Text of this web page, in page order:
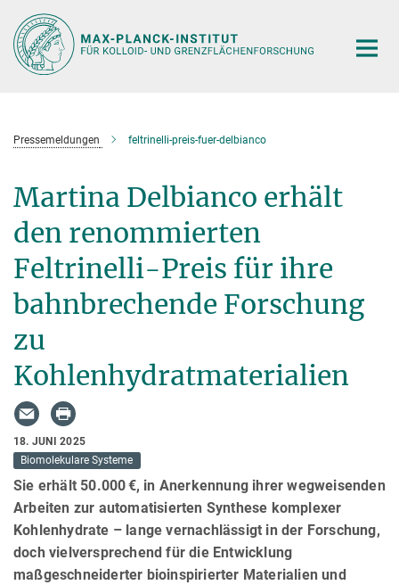
Hauptinhalt
Pressemeldungen feltrinelli-preis-fuer-delbianco
Martina Delbianco erhält
den renommierten
Feltrinelli-Preis für ihre
bahnbrechende Forschung
zu
Kohlenhydratmaterialien
18. JUNI 2025
Biomolekulare Systeme
Sie erhält 50.000 €, in Anerkennung ihrer wegweisenden
Arbeiten zur automatisierten Synthese komplexer
Kohlenhydrate – lange vernachlässigt in der Forschung,
doch vielversprechend für die Entwicklung
maßgeschneiderter bioinspirierter Materialien und